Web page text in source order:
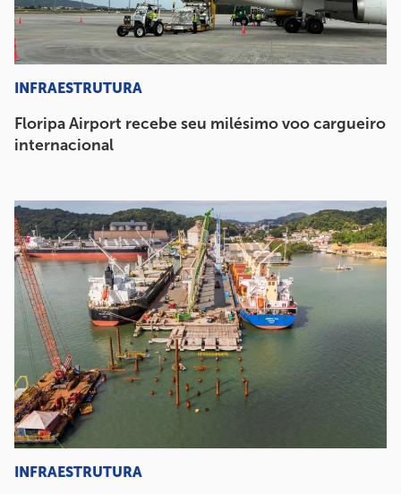
INFRAESTRUTURA
Floripa Airport recebe seu milésimo voo cargueiro
internacional
INFRAESTRUTURA